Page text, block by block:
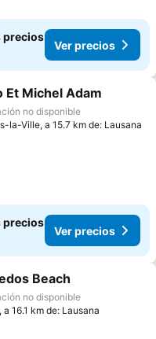
precios
Ver precios
a favoritos
Et Michel Adam
no disponible
la-Ville, a 15.7 km de: Lausana
precios
Ver precios
a favoritos
Beach
no disponible
a 16.1 km de: Lausana